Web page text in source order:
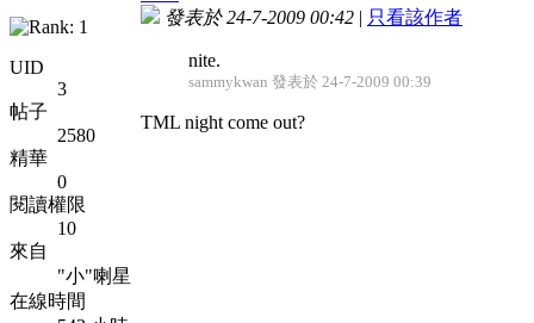
UID
3
帖子
2580
精華
0
閱讀權限
10
來自
"小"喇星
在線時間
發表於 24-7-2009 00:42 | 只看該作者
nite.
sammykwan 發表於 24-7-2009 00:39
TML night come out?